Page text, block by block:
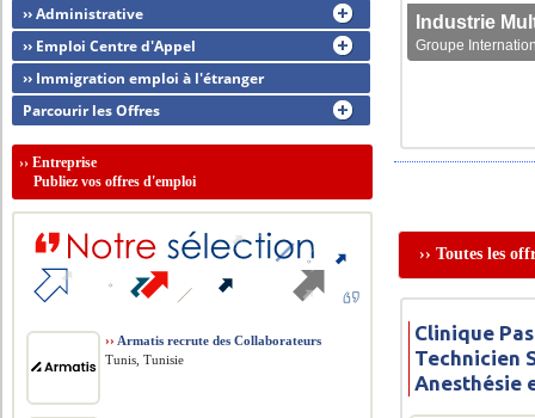
Groupe
›› Toutes les
Clinique
Technicien
Anesthésie
›› Administrative
›› Emploi Centre d'Appel
›› Immigration emploi à l'étranger
Parcourir les Offres
››Entreprise
Publiez vos offres d'emploi
›› Armatis recrute des Collaborateurs
Tunis, Tunisie